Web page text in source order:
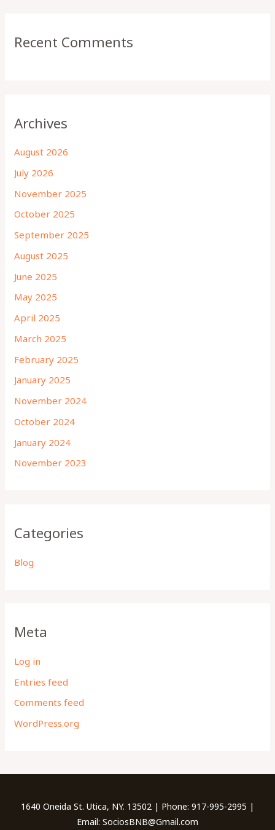
Recent Comments
Archives
August 2026
July 2026
November 2025
October 2025
September 2025
August 2025
June 2025
May 2025
April 2025
March 2025
February 2025
January 2025
November 2024
October 2024
January 2024
November 2023
Categories
Blog
Meta
Log in
Entries feed
Comments feed
WordPress.org
1640 Oneida St. Utica, NY. 13502 | Phone: 917-995-2995 |
Email: SociosBNB@Gmail.com